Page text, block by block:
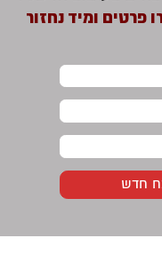
פרטים ומיד נחזור